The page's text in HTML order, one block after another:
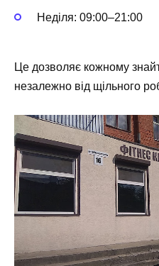
Неділя: 09:00–21:00
Це дозволяє кожному
незалежно від щільного